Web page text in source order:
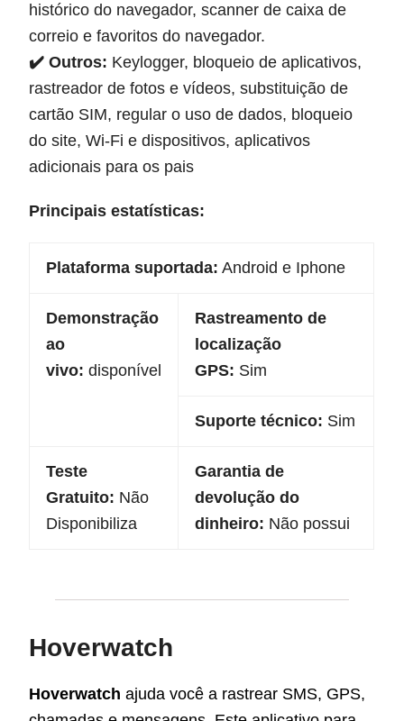
histórico do navegador, scanner de caixa de
correio e favoritos do navegador.
✔️ Outros: Keylogger, bloqueio de aplicativos,
rastreador de fotos e vídeos, substituição de
cartão SIM, regular o uso de dados, bloqueio
do site, Wi-Fi e dispositivos, aplicativos
adicionais para os pais
Principais estatísticas:
Plataforma suportada: Android e Iphone
Demonstração
ao
vivo: disponível
Rastreamento de
localização
GPS: Sim
Suporte técnico: Sim
Teste
Gratuito: Não
Disponibiliza
Garantia de
devolução do
dinheiro: Não possui
Hoverwatch
Hoverwatch ajuda você a rastrear SMS, GPS,